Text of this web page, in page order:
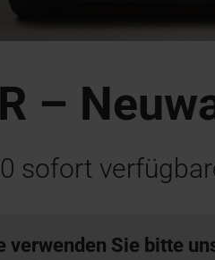
–
sofort
verwenden Sie bitte